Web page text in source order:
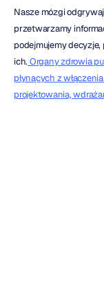
Nasze mózgi
przetwarzamy
podejmujemy
ich. Organy zdrowia
płynących z
projektowania,